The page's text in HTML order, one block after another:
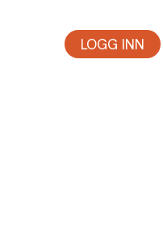
LOGG INN